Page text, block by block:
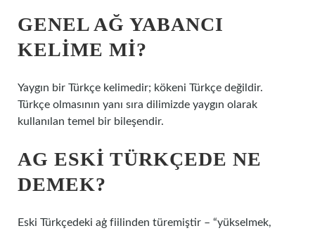
GENEL AĞ YABANCI
KELIME MI?
Yaygın bir Türkçe kelimedir; kökeni Türkçe değildir.
Türkçe olmasının yanı sıra dilimizde yaygın olarak
kullanılan temel bir bileşendir.
AG ESKI TÜRKÇEDE NE
DEMEK?
Eski Türkçedeki aġ fiilinden türemiştir – “yükselmek,